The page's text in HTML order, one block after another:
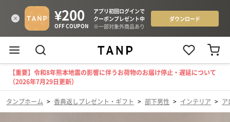
【重要】令和8年熊本地震の影響に伴うお荷物のお届け停止・遅延について
（2026年7月29日更新）
タンプホーム > 香典返しプレゼント・ギフト > 部下男性 > インテリア > ア